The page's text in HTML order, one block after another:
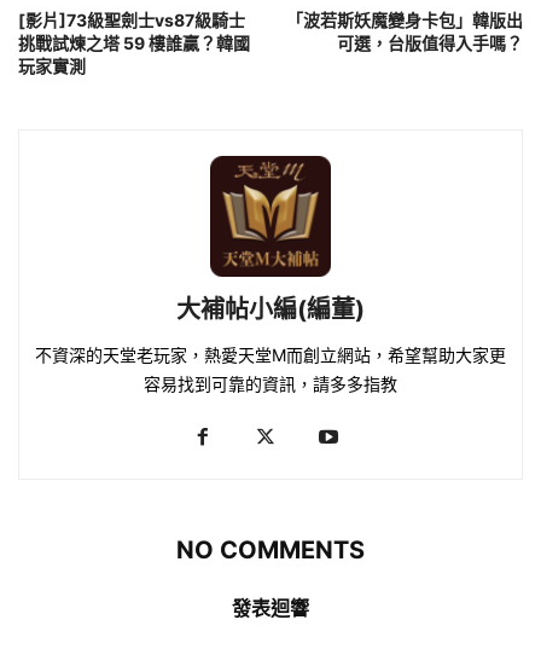
[影片]73級聖劍士vs87級騎士
挑戰試煉之塔 59 樓誰贏？韓國
玩家實測
「波若斯妖魔變身卡包」韓版出
可選，台版值得入手嗎？
大補帖小編(編董)
不資深的天堂老玩家，熱愛天堂M而創立網站，希望幫助大家更
容易找到可靠的資訊，請多多指教
NO COMMENTS
發表迴響